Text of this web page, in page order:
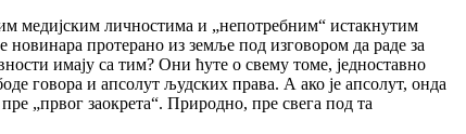
медијским личностима и „непотребним“ истакнутим
протерано из земље под изговором да раде за
имају са тим? Они ћуте о свему томе, једноставно
говора и апсолут људских права. А ако је апсолут, онда
„првог заокрета“. Природно, пре свега под та